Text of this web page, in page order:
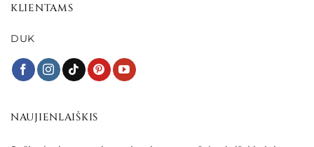
KLIENTAMS
DUK
NAUJIENLAIŠKIS